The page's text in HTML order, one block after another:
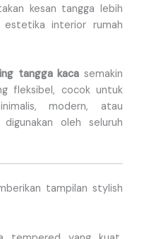
kesan tangga lebih
estetika interior rumah
tangga kaca semakin
fleksibel, cocok untuk
modern, atau
oleh seluruh
tampilan stylish